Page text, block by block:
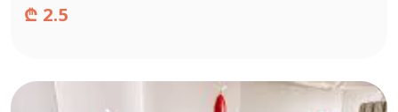
₾ 2.5